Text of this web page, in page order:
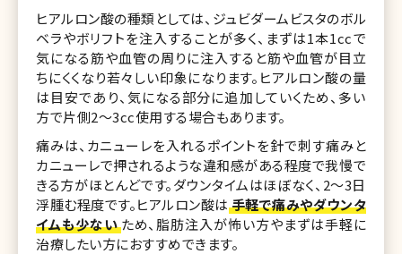
ヒアルロン酸の種類としては、ジュビダームビスタのボル
ベラやボリフトを注入することが多く、まずは1本1ccで
気になる筋や血管の周りに注入すると筋や血管が目立
ちにくくなり若々しい印象になります。ヒアルロン酸の量
は目安であり、気になる部分に追加していくため、多い
方で片側2〜3cc使用する場合もあります。
痛みは、カニューレを入れるポイントを針で刺す痛みと
カニューレで押されるような違和感がある程度で我慢で
きる方がほとんどです。ダウンタイムはほぼなく、2〜3日
浮腫む程度です。ヒアルロン酸は 手軽で痛みやダウンタ
イムも少ないため、脂肪注入が怖い方やまずは手軽に
治療したい方におすすめできます。